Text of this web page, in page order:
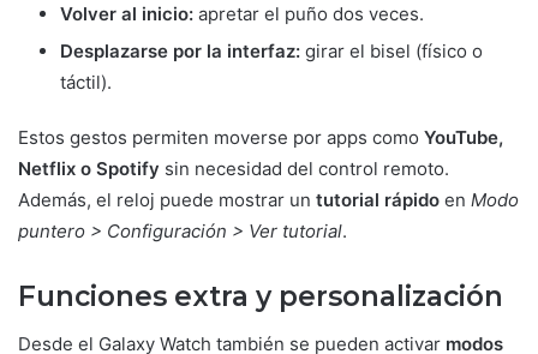
Volver al inicio: apretar el puño dos veces.
Desplazarse por la interfaz: girar el bisel (físico o
táctil).
Estos gestos permiten moverse por apps como YouTube,
Netflix o Spotify sin necesidad del control remoto.
Además, el reloj puede mostrar un tutorial rápido en Modo
puntero > Configuración > Ver tutorial.
Funciones extra y personalización
Desde el Galaxy Watch también se pueden activar modos